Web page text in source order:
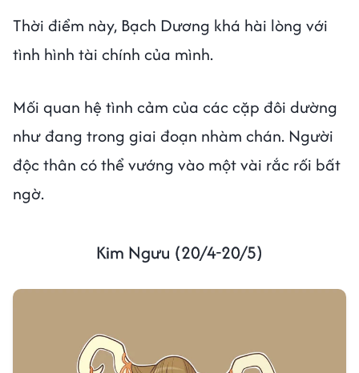
Thời điểm này, Bạch Dương khá hài lòng với
tình hình tài chính của mình.
Mối quan hệ tình cảm của các cặp đôi dường
như đang trong giai đoạn nhàm chán. Người
độc thân có thể vướng vào một vài rắc rối bất
ngờ.
Kim Ngưu (20/4-20/5)